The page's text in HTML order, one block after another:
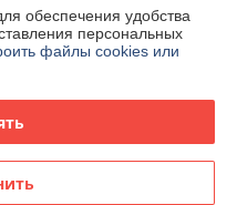
ул. Притыцкого, 160,
обеспечения удобства
персональных
файлы cookies или